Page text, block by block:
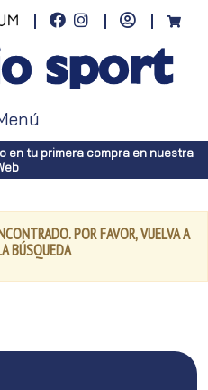
en tu primera compra en nuestra
POR FAVOR, VUELVA A
BÚSQUEDA